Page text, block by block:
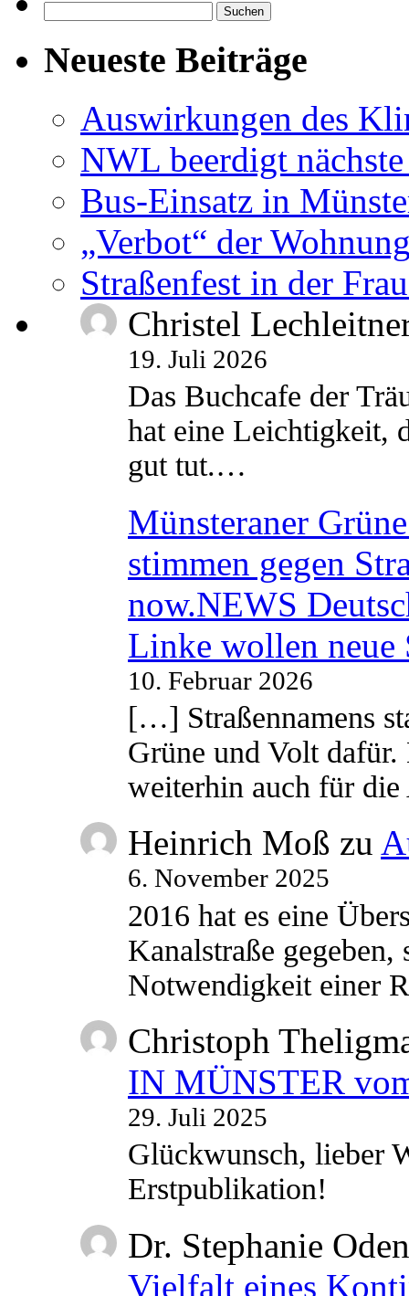
nach:
Neueste Beiträge
Auswirkungen des
NWL beerdigt
Bus-Einsatz in
„Verbot“ der
Straßenfest in der
Christel
19. Juli 2026
Das Buchcafe der
hat eine Leichtigkeit,
gut tut.…
Münsteraner
stimmen gegen
now.NEWS
Linke wollen neue
10. Februar 2026
[…] Straßennamens
Grüne und Volt
weiterhin auch für
Heinrich Moß zu
6. November 2025
2016 hat es eine
Kanalstraße
Notwendigkeit einer
Christoph
IN MÜNSTER
29. Juli 2025
Glückwunsch, lieber
Erstpublikation!
Dr. Stephanie
Vielfalt eines